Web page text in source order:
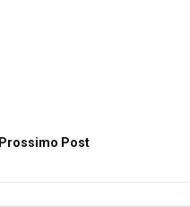
Prossimo Post